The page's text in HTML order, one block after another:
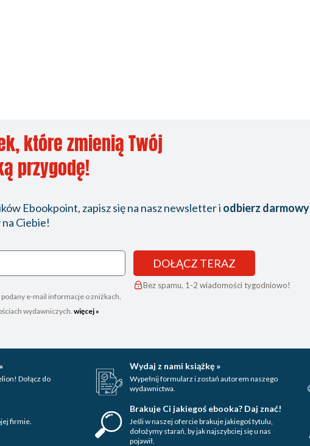
które zmienią Twój
przygodę!
Ebookpoint, zapisz się na nasz newsletter i odbierz darmowy
na Ciebie!
e-mail informacje o zniżkach,
wydawniczych. więcej »
DOŁĄCZ TERAZ
Bez spamu, 1-2 wiadomości tygodniowo!
Dołącz do
Wydaj z nami książkę »
Wypełnij formularz i zostań autorem naszego
wydawnictwa.
firmie.
Brakuje Ci jakiegoś ebooka? Daj znać!
Jeśli w naszej ofercie brakuje jakiegoś tytulu,
dołożymy starań, by jak najszybciej się u nas
pojawił.